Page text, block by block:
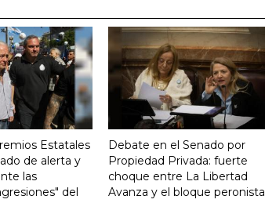
Estatales
de alerta y
las
del
Debate en el Senado por
Propiedad Privada: fuerte
choque entre La Libertad
Avanza y el bloque peronista